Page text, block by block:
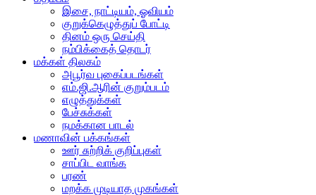
இசை, நாட்டியம், ஓவியம்
குறுக்கெழுத்துப் போட்டி
தினம் ஒரு செய்தி
நம்பிக்கைத் தொடர்
மக்கள் திலகம்
அபூர்வ புகைப்படங்கள்
எம்.ஜி.ஆரின் குறும்படம்
எழுத்துக்கள்
பேச்சுக்கள்
நமக்கான பாடல்
மணாவின் பக்கங்கள்
ஊர் சுற்றிக் குறிப்புகள்
சாப்பிட வாங்க
பரண்
மறக்க முடியாத முகங்கள்